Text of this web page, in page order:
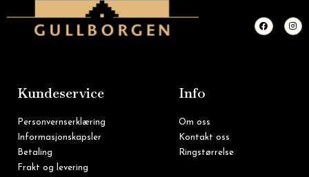
F
a
c
I
n
s
Kundeservice
Personvernserklæring
Informasjonskapsler
Betaling
Frakt og levering
Info
Om oss
Kontakt oss
Ringstørrelse